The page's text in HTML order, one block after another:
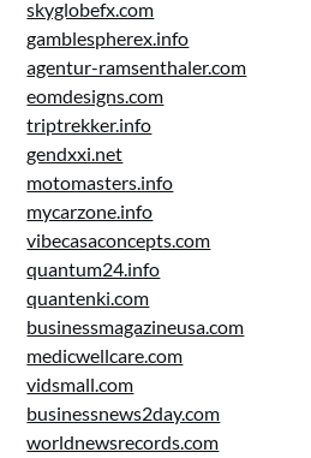
skyglobefx.com
gamblespherex.info
agentur-ramsenthaler.com
eomdesigns.com
triptrekker.info
gendxxi.net
motomasters.info
mycarzone.info
vibecasaconcepts.com
quantum24.info
quantenki.com
businessmagazineusa.com
medicwellcare.com
vidsmall.com
businessnews2day.com
worldnewsrecords.com